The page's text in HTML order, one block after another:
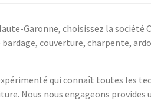
Garonne, choisissez la société
couverture, charpente,
qui connaît toutes les
Nous nous engageons provides